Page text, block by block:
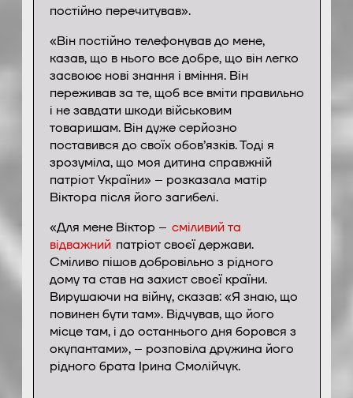
постійно перечитував».
«Він постійно телефонував до мене,
казав, що в нього все добре, що він легко
засвоює нові знання і вміння. Він
переживав за те, щоб все вміти правильно
і не завдати шкоди військовим
товаришам. Він дуже серйозно
поставився до своїх обов’язків. Тоді я
зрозуміла, що моя дитина справжній
патріот України» – розказала матір
Віктора після його загибелі.
«Для мене Віктор – сміливий та
відважний патріот своєї держави.
Сміливо пішов добровільно з рідного
дому та став на захист своєї країни.
Вирушаючи на війну, сказав: «Я знаю, що
повинен бути там». Відчував, що його
місце там, і до останнього дня боровся з
окупантами», – розповіла дружина його
рідного брата Ірина Смолійчук.